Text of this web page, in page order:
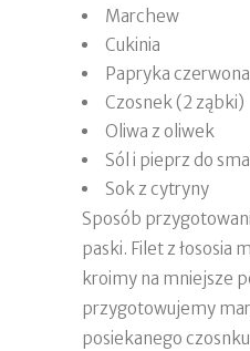
Marchew
Cukinia
Papryka czerwona
Czosnek (2 ząbki)
Oliwa z oliwek
Sól i pieprz do
Sok z cytryny
Sposób
paski. Filet z łososia
kroimy na mniejsze
przygotowujemy
posiekanego